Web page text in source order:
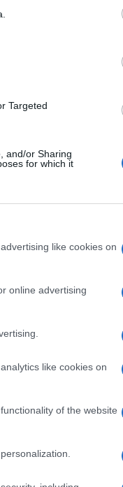
Targeted
and/or Sharing
for which it
like cookies on
online advertising
like cookies on
of the website
lo scopo
rivolgo un
nel
sport del
Musu,
un sorriso
della
stata
Fresi,
ragazzi
Igor
per il 6
a
del 1995.